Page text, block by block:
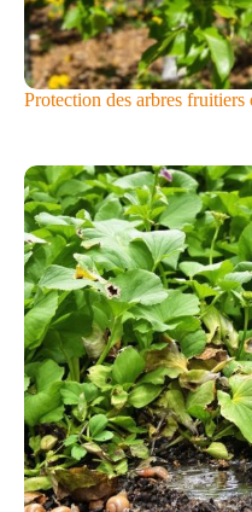
Protection des arbres fruitiers